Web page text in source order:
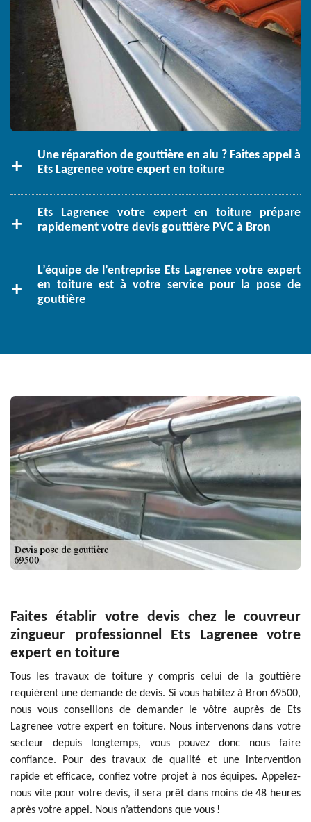
Une réparation de gouttière en alu ? Faites appel à
Ets Lagrenee votre expert en toiture
Ets Lagrenee votre expert en toiture prépare
rapidement votre devis gouttière PVC à Bron
L’équipe de l’entreprise Ets Lagrenee votre expert
en toiture est à votre service pour la pose de
gouttière
Faites établir votre devis chez le couvreur
zingueur professionnel Ets Lagrenee votre
expert en toiture
Tous les travaux de toiture y compris celui de la gouttière
requièrent une demande de devis. Si vous habitez à Bron 69500,
nous vous conseillons de demander le vôtre auprès de Ets
Lagrenee votre expert en toiture. Nous intervenons dans votre
secteur depuis longtemps, vous pouvez donc nous faire
confiance. Pour des travaux de qualité et une intervention
rapide et efficace, confiez votre projet à nos équipes. Appelez-
nous vite pour votre devis, il sera prêt dans moins de 48 heures
après votre appel. Nous n’attendons que vous !